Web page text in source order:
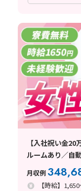
【入社祝い金
ルームあり／自
月収例
【時給】